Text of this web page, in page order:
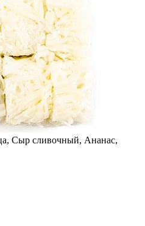
Сыр сливочный, Ананас,